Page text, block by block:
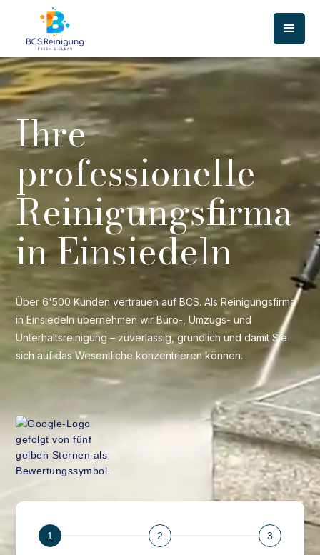
Ihre
professionelle
Reinigungsfirma
in Einsiedeln
Über 6'500 Kunden vertrauen auf BCS. Als Reinigungsfirma
in Einsiedeln übernehmen wir Büro-, Umzugs- und
Unterhaltsreinigung – zuverlässig, gründlich und damit Sie
sich auf das Wesentliche konzentrieren können.
1 2 3